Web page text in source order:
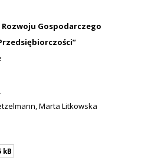
Gospodarczego
Marta Litkowska
kB